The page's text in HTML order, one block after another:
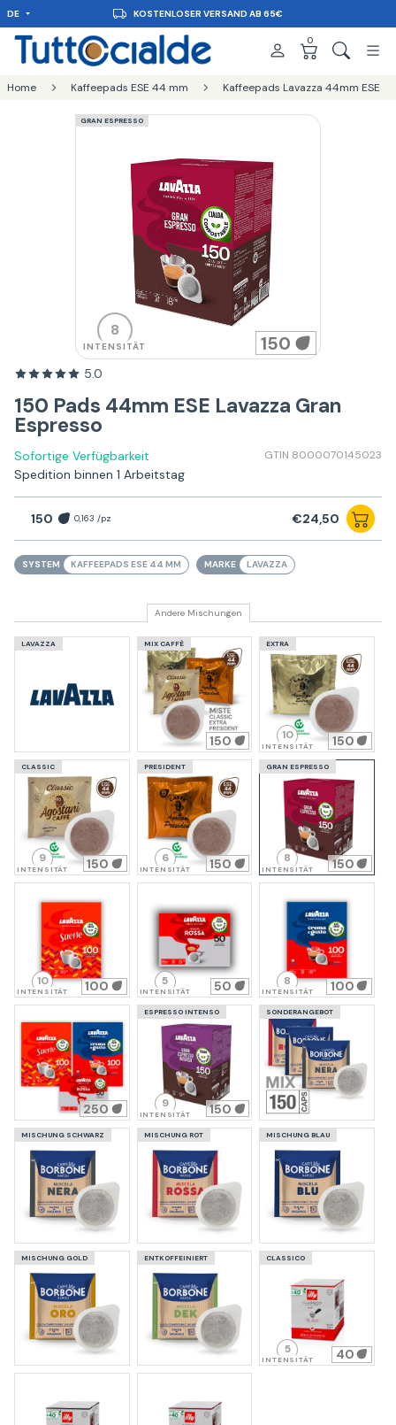
DE KOSTENLOSER VERSAND AB 65€
0
Home Kaffeepads ESE 44 mm Kaffeepads Lavazza 44mm ESE
GRAN ESPRESSO
8
INTENSITÄT 150
5.0
150 Pads 44mm ESE Lavazza Gran
Espresso
Sofortige Verfügbarkeit GTIN 8000070145023
Spedition binnen 1 Arbeitstag
150 0,163 /pz €24,50
SYSTEM KAFFEEPADS ESE 44 MM MARKE LAVAZZA
Andere Mischungen
LAVAZZA MIX CAFFÈ
150
EXTRA
10
INTENSITÄT 150
CLASSIC
9
INTENSITÄT 150
PRESIDENT
6
INTENSITÄT 150
GRAN ESPRESSO
8
INTENSITÄT 150
10
INTENSITÄT 100 5
INTENSITÄT 50 8
INTENSITÄT 100
250
ESPRESSO INTENSO
9
INTENSITÄT 150
SONDERANGEBOT
MISCHUNG SCHWARZ MISCHUNG ROT MISCHUNG BLAU
MISCHUNG GOLD ENTKOFFEINIERT CLASSICO
5
INTENSITÄT 40